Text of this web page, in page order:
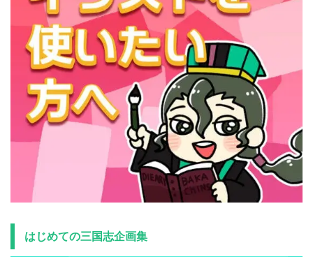
はじめての三国志企画集